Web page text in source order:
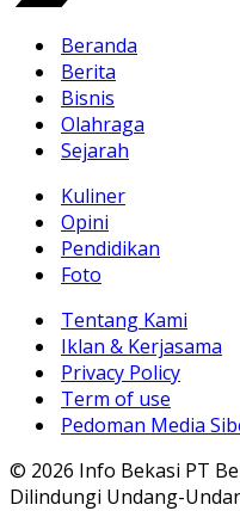
Beranda
Berita
Bisnis
Olahraga
Sejarah
Kuliner
Opini
Pendidikan
Foto
Tentang Kami
Iklan & Kerjasama
Privacy Policy
Term of use
Pedoman Media
© 2026 Info Bekasi PT
Dilindungi Undang-